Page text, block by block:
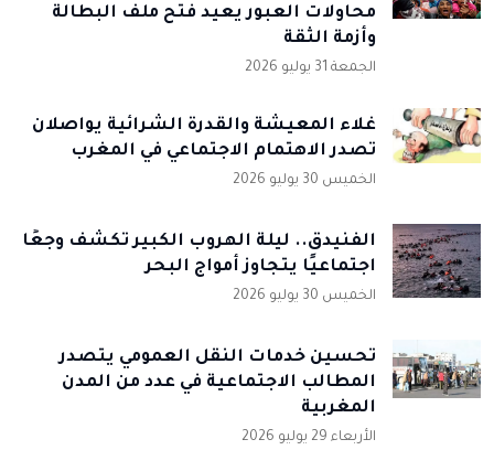
محاولات العبور يعيد فتح ملف البطالة
وأزمة الثقة
الجمعة 31 يوليو 2026
غلاء المعيشة والقدرة الشرائية يواصلان
تصدر الاهتمام الاجتماعي في المغرب
الخميس 30 يوليو 2026
الفنيدق.. ليلة الهروب الكبير تكشف وجعًا
اجتماعيًا يتجاوز أمواج البحر
الخميس 30 يوليو 2026
تحسين خدمات النقل العمومي يتصدر
المطالب الاجتماعية في عدد من المدن
المغربية
الأربعاء 29 يوليو 2026